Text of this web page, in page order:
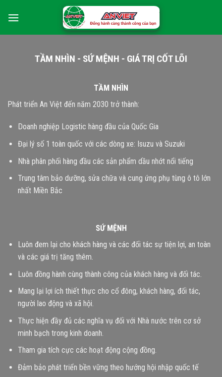
TẦM NHÌN - SỨ MỆNH - GIÁ TRỊ CỐT LÕI
TẦM NHÌN
Phát triển An Việt đến năm 2030 trở thành:
Doanh nghiệp Logistic hàng đầu của Quốc Gia
Đại lý số 1 toàn quốc với các dòng xe: Isuzu và Suzuki
Nhà phân phối hàng đầu các sản phẩm dầu nhớt nổi tiếng
Trung tâm bảo dưỡng, sửa chữa và cung ứng phụ tùng ô tô lớn
nhất Miền Bắc
SỨ MỆNH
Luôn đem lại cho khách hàng và các đối tác sự tiện lợi, an toàn
và các giá trị tăng thêm.
Luôn đồng hành cùng thành công của khách hàng và đối tác.
Mang lại lợi ích thiết thực cho cổ đông, khách hàng, đối tác,
người lao động và xã hội.
Thực hiện đầy đủ các nghĩa vụ đối với Nhà nước trên cơ sở
minh bạch trong kinh doanh.
Tham gia tích cực các hoạt động cộng đồng.
Đảm bảo phát triển bền vững theo hướng hội nhập quốc tế